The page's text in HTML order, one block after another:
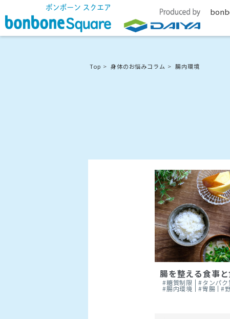
Top 身体のお悩みコラム 腸内環境
腸を整える食事
#糖質制限 #タンパク
#腸内環境 #胃腸 #